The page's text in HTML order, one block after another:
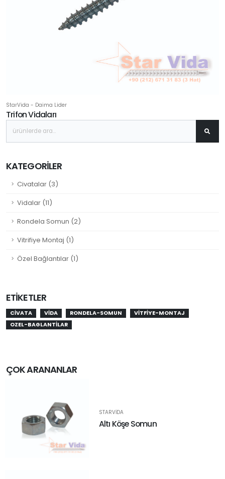
StarVida - Daima Lider
Trifon Vidaları
KATEGORILER
Civatalar (3)
Vidalar (11)
Rondela Somun (2)
Vitrifiye Montaj (1)
Özel Bağlantılar (1)
ETIKETLER
CIVATA VIDA RONDELA-SOMUN
VITFIYE-MONTAJ
OZEL-BAGLANTILAR
ÇOK ARANANLAR
STARVIDA
Altı Köşe Somun